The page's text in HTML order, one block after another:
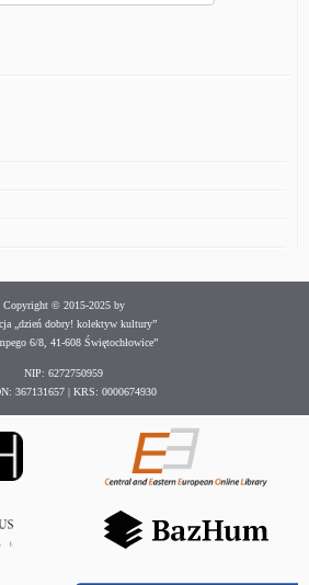
Copyright © 2015-2025 by
„dzień dobry! kolektyw kultury”
6/8, 41-608 Świętochłowice”
NIP: 6272750959
367131657 | KRS: 0000674930